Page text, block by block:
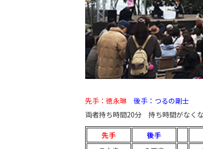
先手：徳永琳
後手：つるの剛士
両者持ち時間20分 持ち時間がなく